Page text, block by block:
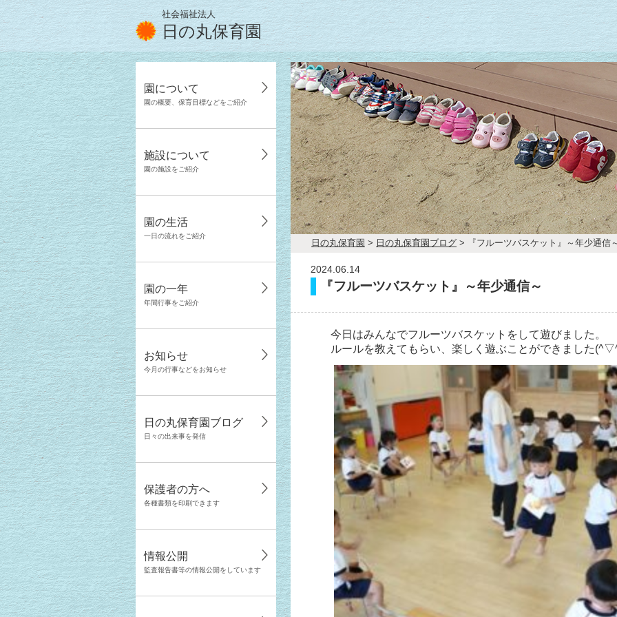
社会福祉法人
日の丸保育園
園について
園の概要、保育目標などをご紹介
施設について
園の施設をご紹介
園の生活
一日の流れをご紹介
園の一年
年間行事をご紹介
お知らせ
今月の行事などをお知らせ
日の丸保育園ブログ
日々の出来事を発信
保護者の方へ
各種書類を印刷できます
情報公開
監査報告書等の情報公開をしています
日の丸保育園 > 日の丸保育園ブログ > 『フルーツバスケット』～年少通信
2024.06.14
『フルーツバスケット』～年少通信～
今日はみんなでフルーツバスケットをして遊びました。
ルールを教えてもらい、楽しく遊ぶことができました